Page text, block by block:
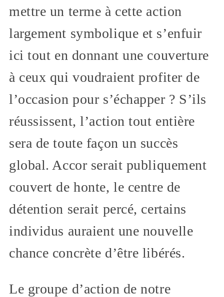
mettre un terme à cette action
largement symbolique et s’enfuir
ici tout en donnant une couverture
à ceux qui voudraient profiter de
l’occasion pour s’échapper ? S’ils
réussissent, l’action tout entière
sera de toute façon un succès
global. Accor serait publiquement
couvert de honte, le centre de
détention serait percé, certains
individus auraient une nouvelle
chance concrète d’être libérés.
Le groupe d’action de notre